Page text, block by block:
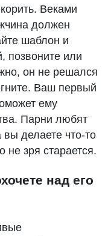
Веками
должен
шаблон и
позвоните или
он не решался
Ваш первый
ему
Парни любят
делаете что-то
не зря старается.
над его